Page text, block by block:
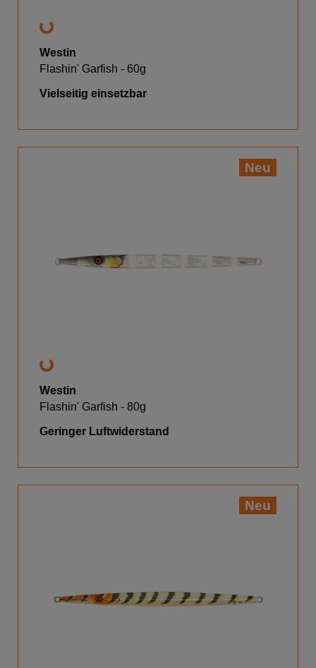
Westin
Flashin' Garfish - 60g
Vielseitig einsetzbar
Neu
Westin
Flashin' Garfish - 80g
Geringer Luftwiderstand
Neu